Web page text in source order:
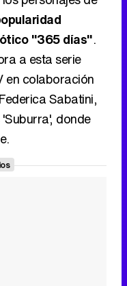
"365 días".
a esta serie
en colaboración
Sabatini,
donde